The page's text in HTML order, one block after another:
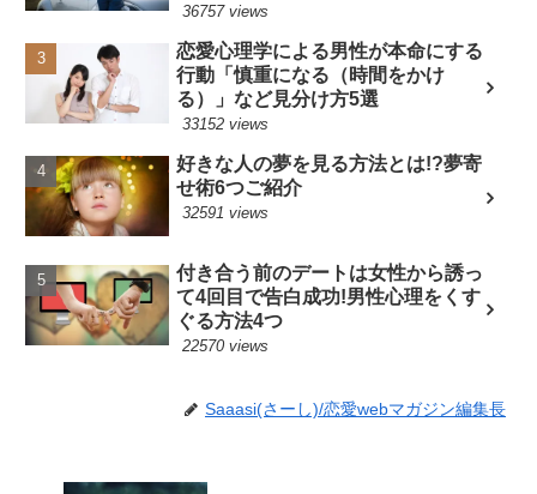
36757 views
恋愛心理学による男性が本命にする
行動「慎重になる（時間をかけ
る）」など見分け方5選
33152 views
好きな人の夢を見る方法とは!?夢寄
せ術6つご紹介
32591 views
付き合う前のデートは女性から誘っ
て4回目で告白成功!男性心理をくす
ぐる方法4つ
22570 views
Saaasi(さーし)/恋愛webマガジン編集長